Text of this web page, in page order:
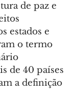
de paz e
estados e
o termo
de 40 países
a definição